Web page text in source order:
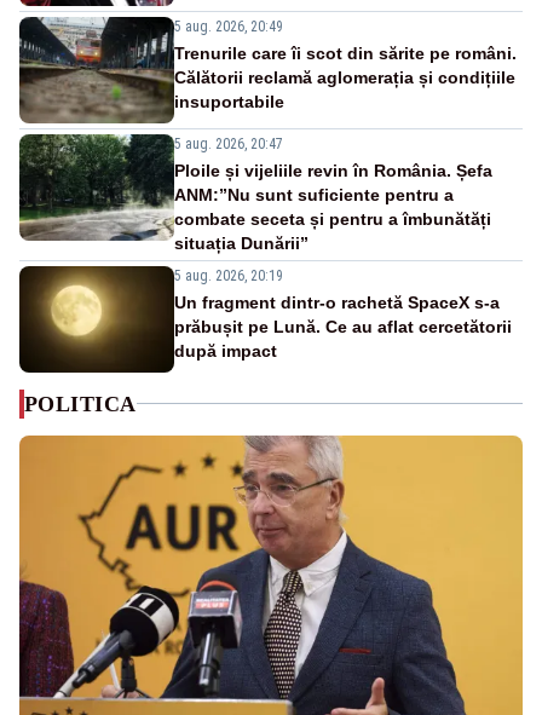
5 aug. 2026, 20:49
Trenurile care îi scot din sărite pe români.
Călătorii reclamă aglomerația și condițiile
insuportabile
5 aug. 2026, 20:47
Ploile și vijeliile revin în România. Șefa
ANM:”Nu sunt suficiente pentru a
combate seceta și pentru a îmbunătăți
situația Dunării”
5 aug. 2026, 20:19
Un fragment dintr-o rachetă SpaceX s-a
prăbușit pe Lună. Ce au aflat cercetătorii
după impact
POLITICA